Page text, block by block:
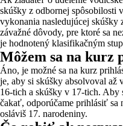
skúšky z odbornej spôsobilosti
vykonania nasledujúcej skúšky
závažné dôvody, pre ktoré sa
je hodnotený klasifikačným
Môžem sa na kurz
Áno, je možné sa na kurz
je, aby si skúšky absolvoval
16-tich a skúšky v 17-tich. Aby
čakať, odporúčame prihlásiť sa
osláviš 17. narodeniny.